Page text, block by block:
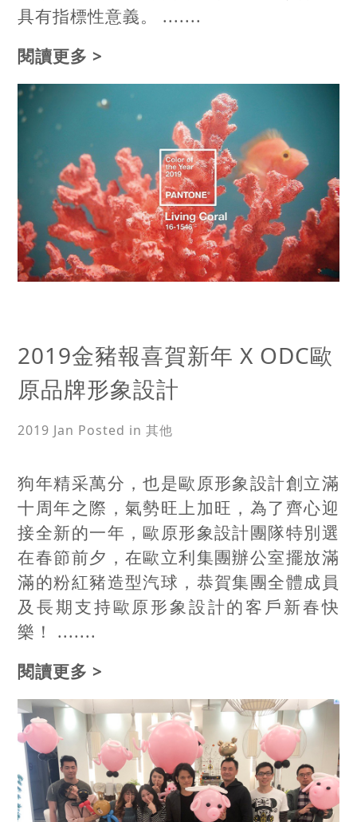
具有指標性意義。 .......
閱讀更多 >
2019金豬報喜賀新年 X ODC歐
原品牌形象設計
2019 Jan Posted in 其他
狗年精采萬分，也是歐原形象設計創立滿
十周年之際，氣勢旺上加旺，為了齊心迎
接全新的一年，歐原形象設計團隊特別選
在春節前夕，在歐立利集團辦公室擺放滿
滿的粉紅豬造型汽球，恭賀集團全體成員
及長期支持歐原形象設計的客戶新春快
樂！ .......
閱讀更多 >